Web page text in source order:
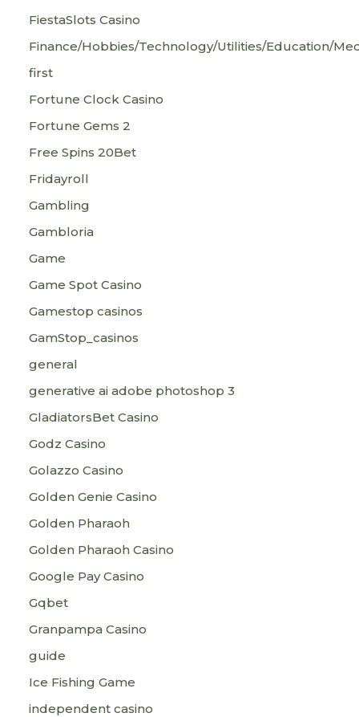
FiestaSlots Casino
Finance/Hobbies/Technology/Utilities/Education/
first
Fortune Clock Casino
Fortune Gems 2
Free Spins 20Bet
Fridayroll
Gambling
Gambloria
Game
Game Spot Casino
Gamestop casinos
GamStop_casinos
general
generative ai adobe photoshop 3
GladiatorsBet Casino
Godz Casino
Golazzo Casino
Golden Genie Casino
Golden Pharaoh
Golden Pharaoh Casino
Google Pay Casino
Gqbet
Granpampa Casino
guide
Ice Fishing Game
independent casino